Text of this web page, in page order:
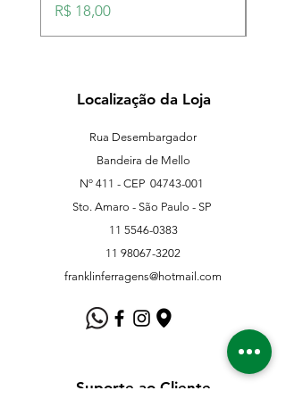
Preço
R$ 18,00
Localização da Loja
Rua Desembargador
Bandeira de Mello
Nº 411 - CEP 04743-001
Sto. Amaro - São Paulo - SP
11 5546-0383
11 98067-3202
franklinferragens@hotmail.com
Suporte ao Cliente